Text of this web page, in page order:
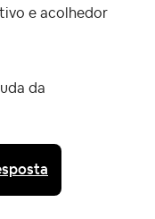
e acolhedor
da